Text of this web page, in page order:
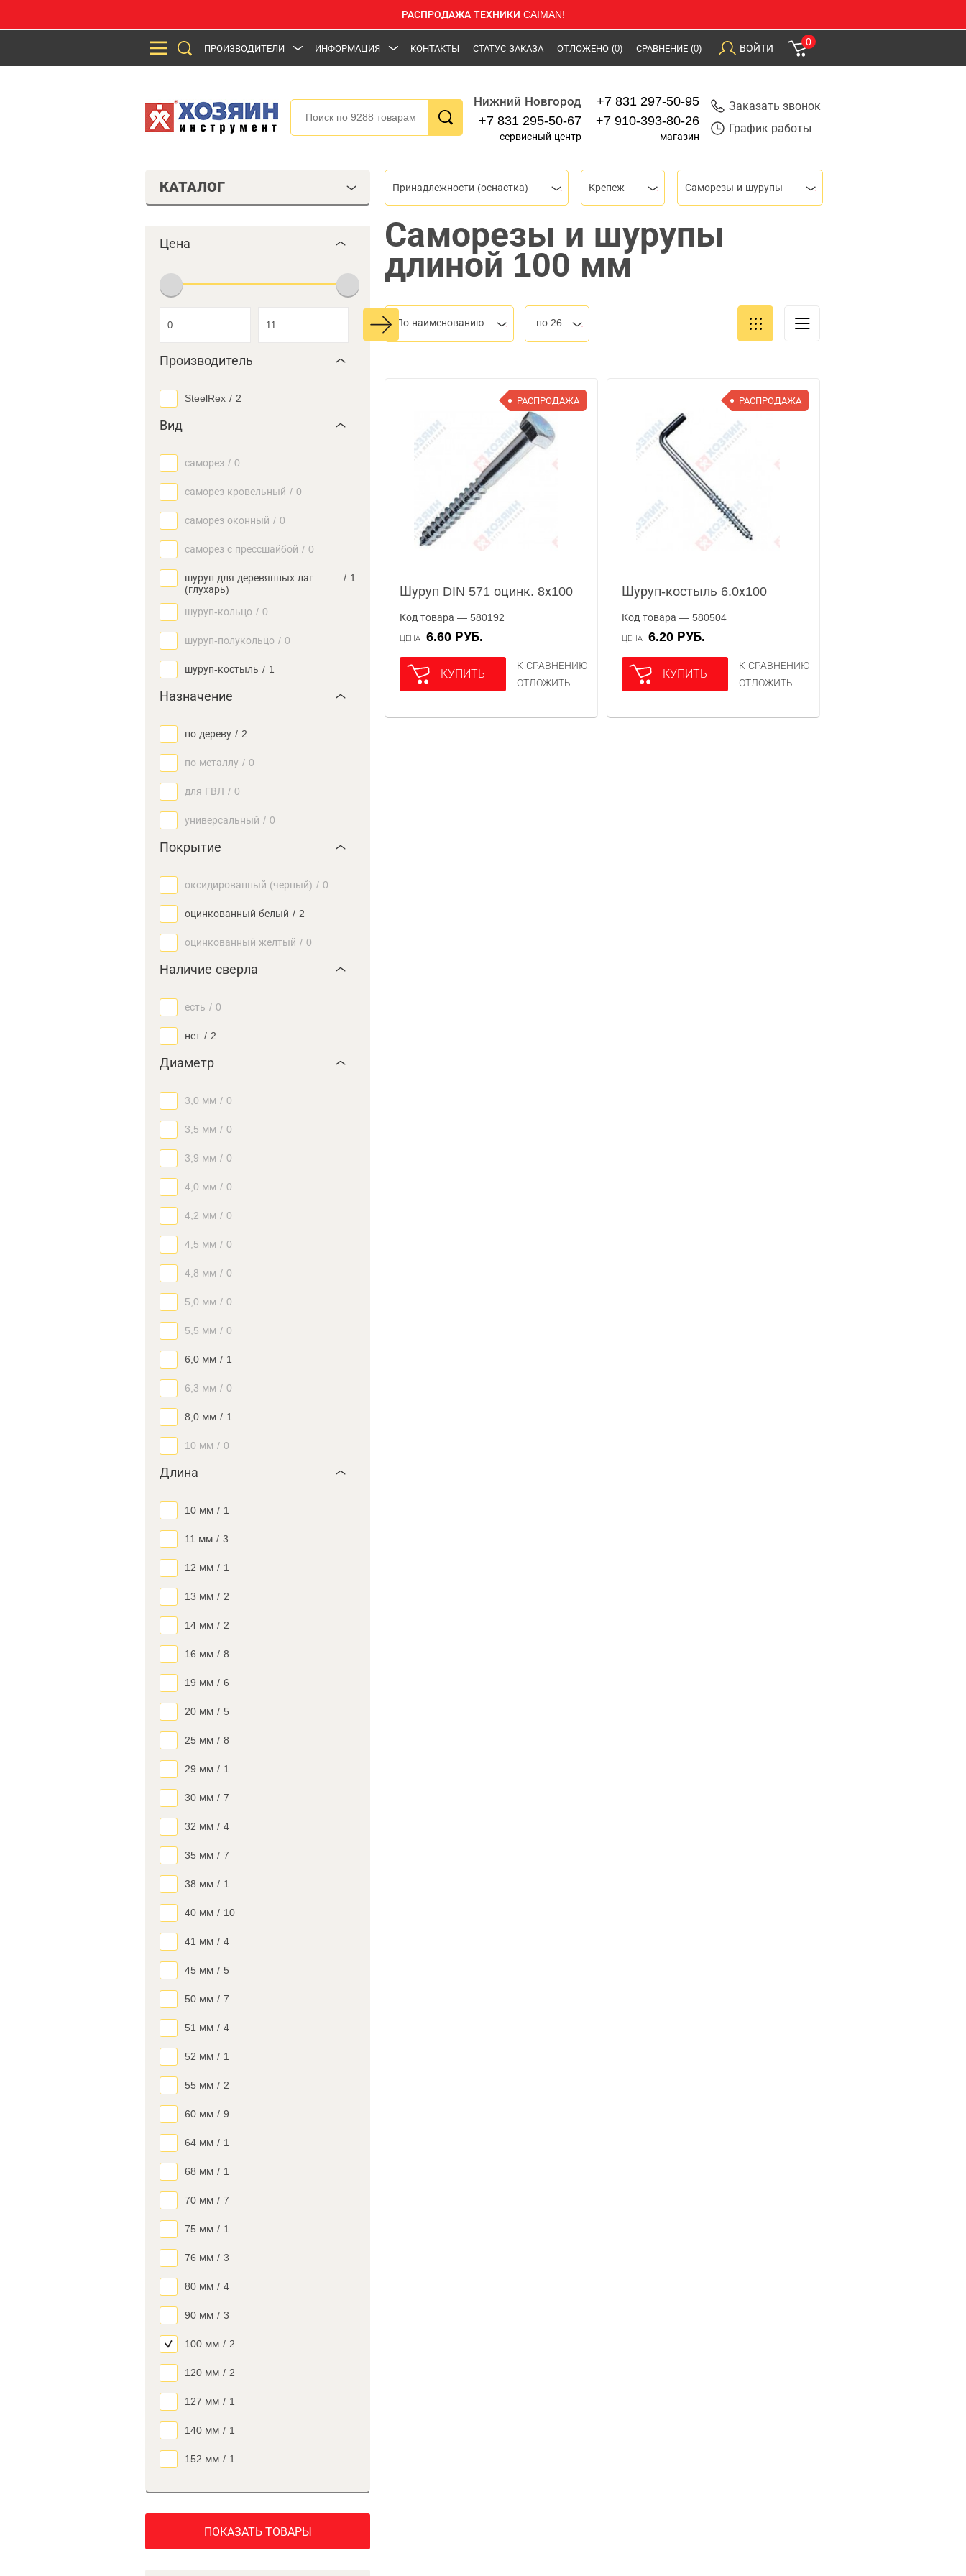
РАСПРОДАЖА ТЕХНИКИ CAIMAN!
ПРОИЗВОДИТЕЛИ ИНФОРМАЦИЯ КОНТАКТЫ СТАТУС ЗАКАЗА ОТЛОЖЕНО (0) СРАВНЕНИЕ (0) ВОЙТИ
0
Нижний Новгород
+7 831 295-50-67
сервисный центр
+7 831 297-50-95
+7 910-393-80-26
магазин
Заказать звонок
График работы
КАТАЛОГ
Цена
Производитель
SteelRex / 2
Вид
саморез / 0
саморез кровельный / 0
саморез оконный / 0
саморез с прессшайбой / 0
шуруп для деревянных лаг
(глухарь)
/ 1
шуруп-кольцо / 0
шуруп-полукольцо / 0
шуруп-костыль / 1
Назначение
по дереву / 2
по металлу / 0
для ГВЛ / 0
универсальный / 0
Покрытие
оксидированный (черный) / 0
оцинкованный белый / 2
оцинкованный желтый / 0
Наличие сверла
есть / 0
нет / 2
Диаметр
3,0 мм / 0
3,5 мм / 0
3,9 мм / 0
4,0 мм / 0
4,2 мм / 0
4,5 мм / 0
4,8 мм / 0
5,0 мм / 0
5,5 мм / 0
6,0 мм / 1
6,3 мм / 0
8,0 мм / 1
10 мм / 0
Длина
10 мм / 1
11 мм / 3
12 мм / 1
13 мм / 2
14 мм / 2
16 мм / 8
19 мм / 6
20 мм / 5
25 мм / 8
29 мм / 1
30 мм / 7
32 мм / 4
35 мм / 7
38 мм / 1
40 мм / 10
41 мм / 4
45 мм / 5
50 мм / 7
51 мм / 4
52 мм / 1
55 мм / 2
60 мм / 9
64 мм / 1
68 мм / 1
70 мм / 7
75 мм / 1
76 мм / 3
80 мм / 4
90 мм / 3
100 мм / 2
120 мм / 2
127 мм / 1
140 мм / 1
152 мм / 1
ПОКАЗАТЬ ТОВАРЫ
Принадлежности (оснастка) Крепеж Саморезы и шурупы
Саморезы и шурупы
длиной 100 мм
По наименованию по 26
РАСПРОДАЖА
Шуруп DIN 571 оцинк. 8х100
Код товара — 580192
ЦЕНА 6.60 РУБ.
КУПИТЬ
К СРАВНЕНИЮ
ОТЛОЖИТЬ
РАСПРОДАЖА
Шуруп-костыль 6.0х100
Код товара — 580504
ЦЕНА 6.20 РУБ.
КУПИТЬ
К СРАВНЕНИЮ
ОТЛОЖИТЬ